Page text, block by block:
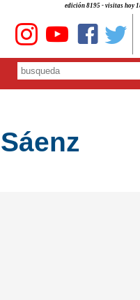
edición 8195 - visitas hoy